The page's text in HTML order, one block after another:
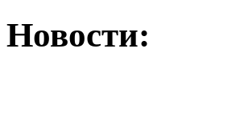
Новости: